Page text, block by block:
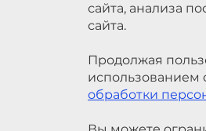
сайта, анализа
сайта.
Продолжая
использованием
обработки